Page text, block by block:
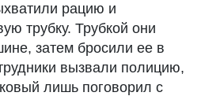
рацию и
трубку. Трубкой они
затем бросили ее в
вызвали полицию,
лишь поговорил с